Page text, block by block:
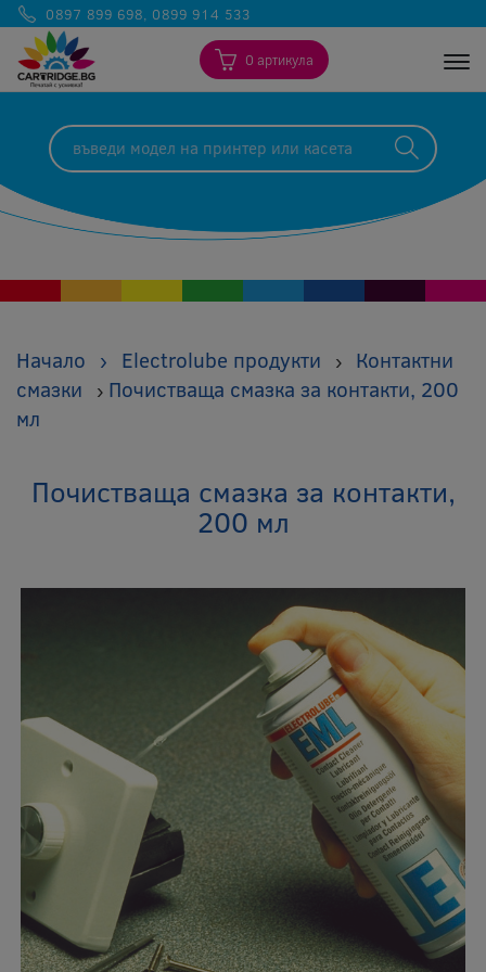
0897 899 698, 0899 914 533
0 артикула
Начало › Electrolube продукти › Контактни
смазки
› Почистваща смазка за контакти, 200
мл
Почистваща смазка за контакти,
200 мл